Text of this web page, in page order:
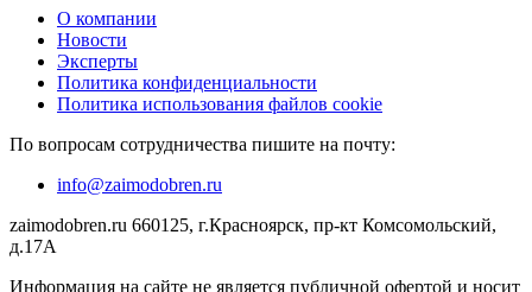
О компании
Новости
Эксперты
Политика конфиденциальности
Политика использования файлов cookie
По вопросам сотрудничества пишите на почту:
info@zaimodobren.ru
zaimodobren.ru 660125, г.Красноярск, пр-кт Комсомольский,
д.17А
Информация на сайте не является публичной офертой и носит